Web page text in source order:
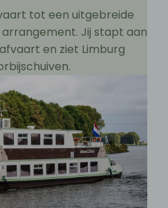
tot een uitgebreide
Jij stapt aan
en ziet Limburg